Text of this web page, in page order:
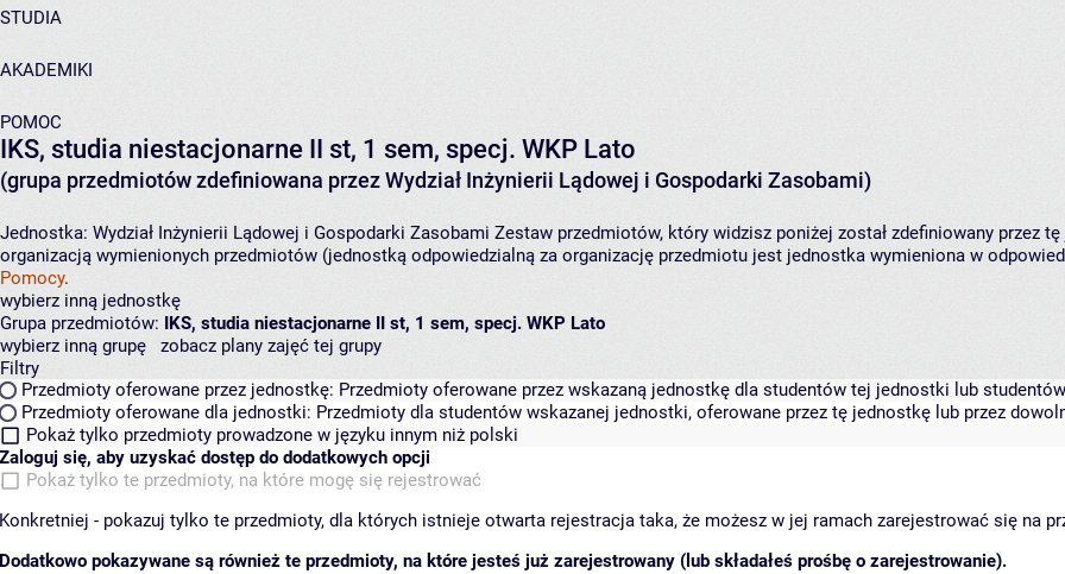
STUDIA
AKADEMIKI
POMOC
IKS, studia niestacjonarne II st, 1 sem, specj. WKP Lato
(grupa przedmiotów zdefiniowana przez Wydział Inżynierii Lądowej i Gospodarki Zasobami)
Jednostka: Wydział Inżynierii Lądowej i Gospodarki Zasobami Zestaw przedmiotów, który widzisz poniżej został zdefiniowany przez
organizacją wymienionych przedmiotów (jednostką odpowiedzialną za organizację przedmiotu jest jednostka wymieniona w
Pomocy.
wybierz inną jednostkę
Grupa przedmiotów: IKS, studia niestacjonarne II st, 1 sem, specj. WKP Lato
wybierz inną grupę
zobacz plany zajęć tej grupy
Filtry
Przedmioty oferowane przez jednostkę: Przedmioty oferowane przez wskazaną jednostkę dla studentów tej jednostki lub
Przedmioty oferowane dla jednostki: Przedmioty dla studentów wskazanej jednostki, oferowane przez tę jednostkę lub przez
Pokaż tylko przedmioty prowadzone w języku innym niż polski
Zaloguj się, aby uzyskać dostęp do dodatkowych opcji
Pokaż tylko te przedmioty, na które mogę się rejestrować
Konkretniej - pokazuj tylko te przedmioty, dla których istnieje otwarta rejestracja taka, że możesz w jej ramach zarejestrować się na
Dodatkowo pokazywane są również te przedmioty, na które jesteś już zarejestrowany (lub składałeś prośbę o zarejestrowanie).